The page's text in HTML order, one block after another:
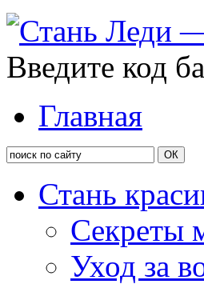
Введите код
Главная
Стань
Секреты
Уход за